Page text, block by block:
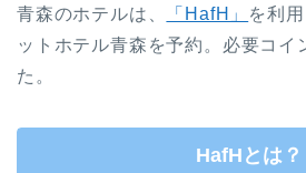
青森のホテルは、 「HafH」
を利
ットホテル青森を予約。必要コイ
た。
HafHとは？